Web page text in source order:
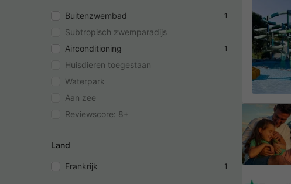
Buitenzwembad 1
Subtropisch zwemparadijs
Airconditioning
1
Huisdieren toegestaan
Waterpark
Aan zee
Reviewscore: 8+
Land
Frankrijk 1